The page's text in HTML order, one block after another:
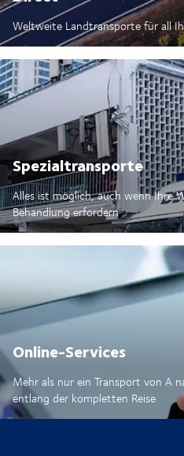
Weltweite Landtransporte für all
Spezialtransporte
Alles ist möglich, auch wenn Ihre
Behandlung erfordern
Online-Services
Mehr als nur ein Transport von A
entlang der kompletten Reise